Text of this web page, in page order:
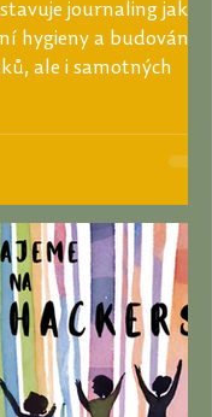
journaling jako
hygieny a budování
ale i samotných